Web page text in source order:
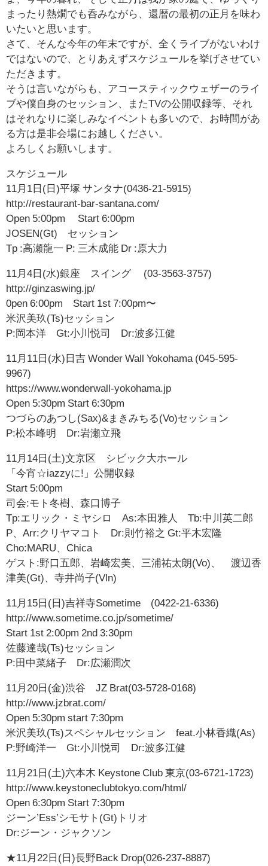
まったり熱燗でも呑みながら、還暦の最初の正月を味わ
いたいと思います。
さて、そんな今年の年末ですが、全くライブがないわけ
ではないので、とりあえずスケジュールを挙げさせてい
ただきます。
そうは言いながらも、アコースティックウェザーのライ
ブや僕自身のセッション、またTVの公開収録等、それ
はそれなりに楽しみなイベントも多いので、お時間があ
る方は是非会場にお越しください。
よろしくお願いします。
スケジュール
11月1日(日)平塚 サンタナ(0436-21-5915)
http://restaurant-bar-santana.com/
Open 5:00pm Start 6:00pm
JOSEN(Gt) セッション
Tp :高瀬龍一 P: 三木成能 Dr :原大力
11月4日(水)銀座 スイング (03-3563-3757)
http://ginzaswing.jp/
0pen 6:00pm Start 1st 7:00pm〜
米沢美玖(Ts)セッション
P:岡本洋 Gt:小川悦司 Dr:波多江健
11月11日(水)日吉 Wonder Wall Yokohama (045-595-
9967)
https://www.wonderwall-yokohama.jp
Open 5:30pm Start 6:30pm
つづらのあつし(Sax)&まきみちる(Vo)セッション
P:松本峰明 Dr:岩瀬立飛
11月14日(土)文京区 シビック大ホール
「今宵☆iazzyに!」公開収録
Start 5:00pm
司会:モト冬樹、森口博子
Tp:エリック・ミヤシロ As:本田雅人 Tb:中川英二郎
P、Arr:クリヤマコト Dr:則竹裕之 Gt:平木宏隆
Cho:MARU、Chica
ゲスト:野口五郎、岩崎宏美、三浦祐太朗(Vo)、 渡辺香
津美(Gt)、寺井尚子(Vln)
11月15日(日)吉祥寺Sometime (0422-21-6336)
http://www.sometime.co.jp/sometime/
Start 1st 2:00pm 2nd 3:30pm
佐藤達哉(Ts)セッション
P:田中菜緒子 Dr:広瀬潤次
11月20日(金)渋谷 JZ Brat(03-5728-0168)
http://www.jzbrat.com/
Open 5:30pm start 7:30pm
米沢美玖(Ts)スペシャルセッション feat.小林香織(As)
P:野崎洋一 Gt:小川悦司 Dr:波多江健
11月21日(土)六本木 Keystone Club 東京(03-6721-1723)
http://www.keystoneclubtokyo.com/html/
Open 6:30pm Start 7:30pm
ジーン’Ess’シモサト(Gt)トリオ
Dr:ジーン・ジャクソン
★11月22日(日)長野Back Drop(026-237-8887)